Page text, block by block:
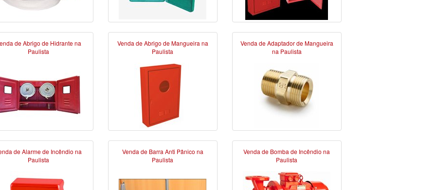
de Abrigo de Hidrante na
Paulista
Venda de Abrigo de Mangueira na
Paulista
Venda de Adaptador de Mangueira
na Paulista
de Alarme de Incêndio na
Paulista
Venda de Barra Anti Pânico na
Paulista
Venda de Bomba de Incêndio na
Paulista